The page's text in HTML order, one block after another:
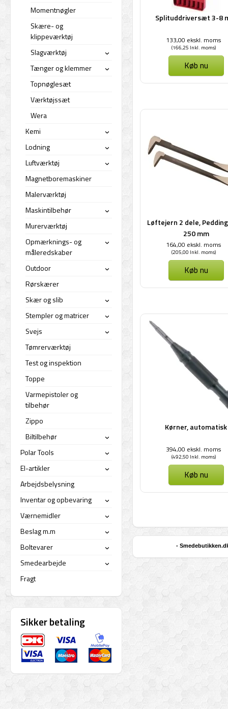
Splituddriversæt 3-8
133,00 ekskl. moms
(166,25 Inkl. moms)
Køb nu
Løftejern 2 dele,
250 mm
164,00 ekskl. moms
(205,00 Inkl. moms)
Køb nu
Kørner, automatisk
394,00 ekskl. moms
(492,50 Inkl. moms)
Køb nu
-
Momentnøgler
Skære- og
klippeværktøj
Slagværktøj
›
Tænger og klemmer ›
Topnøglesæt
Værktøjssæt
Wera
Kemi
›
Lodning ›
Luftværktøj ›
Magnetboremaskiner
Malerværktøj
Maskintilbehør
›
Murerværktøj
Opmærknings- og
måleredskaber
›
Outdoor ›
Rørskærer
Skær og slib
›
Stempler og matricer ›
Svejs ›
Tømrerværktøj
Test og inspektion
Toppe
Varmepistoler og
tilbehør
Zippo
Biltilbehør
›
Polar Tools ›
El-artikler ›
Arbejdsbelysning
Inventar og opbevaring
›
Værnemidler ›
Beslag m.m ›
Boltevarer ›
Smedearbejde ›
Fragt
Sikker betaling